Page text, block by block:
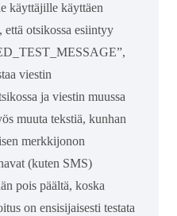
käyttäjille käyttäen
otsikossa esiintyy
viestin
ja viestin muussa
muuta tekstiä, kunhan
merkkijonon
(kuten SMS)
pois päältä, koska
on ensisijaisesti testata